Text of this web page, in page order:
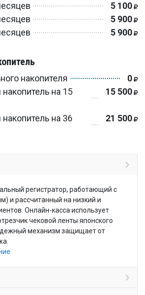
5 100
5 900
5 900
накопителя
0
на 15
15 500
на 36
21 500
регистратор, работающий с
и рассчитанный на низкий и
Онлайн-касса использует
чековой ленты японского
механизм защищает от